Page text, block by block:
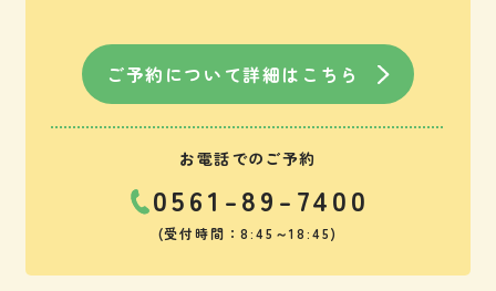
ご予約について詳細はこちら
お電話でのご予約
0561-89-7400
(受付時間：8:45～18:45)